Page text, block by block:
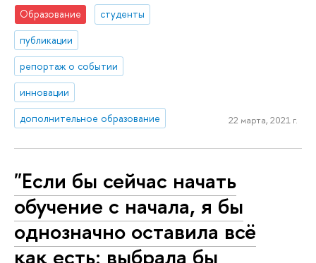
Образование
студенты
публикации
репортаж о событии
инновации
дополнительное образование
22 марта, 2021 г.
"Если бы сейчас начать
обучение с начала, я бы
однозначно оставила всё
как есть: выбрала бы